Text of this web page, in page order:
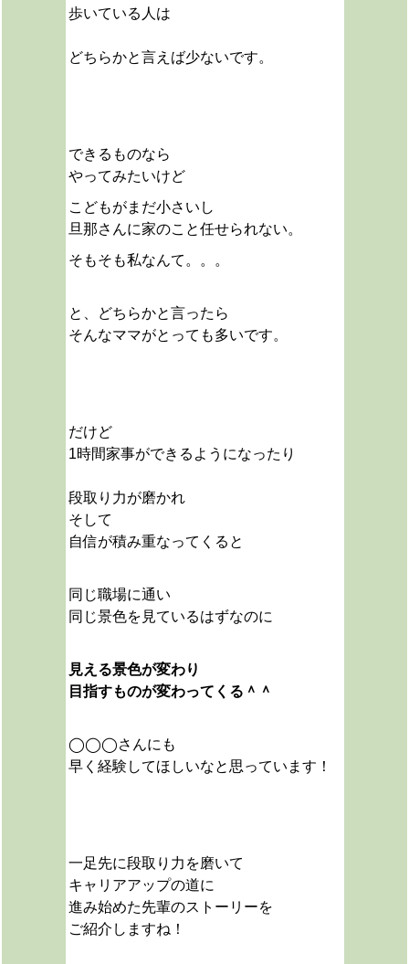
歩いている人は
どちらかと言えば少ないです。
できるものなら
やってみたいけど
こどもがまだ小さいし
旦那さんに家のこと任せられない。
そもそも私なんて。。。
と、どちらかと言ったら
そんなママがとっても多いです。
だけど
1時間家事ができるようになったり
段取り力が磨かれ
そして
自信が積み重なってくると
同じ職場に通い
同じ景色を見ているはずなのに
見える景色が変わり
目指すものが変わってくる＾＾
◯◯◯さんにも
早く経験してほしいなと思っています！
一足先に段取り力を磨いて
キャリアアップの道に
進み始めた先輩のストーリーを
ご紹介しますね！